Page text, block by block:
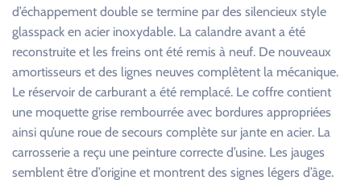
d’échappement double se termine par des silencieux style
glasspack en acier inoxydable. La calandre avant a été
reconstruite et les freins ont été remis à neuf. De nouveaux
amortisseurs et des lignes neuves complètent la mécanique.
Le réservoir de carburant a été remplacé. Le coffre contient
une moquette grise rembourrée avec bordures appropriées
ainsi qu’une roue de secours complète sur jante en acier. La
carrosserie a reçu une peinture correcte d’usine. Les jauges
semblent être d’origine et montrent des signes légers d’âge.